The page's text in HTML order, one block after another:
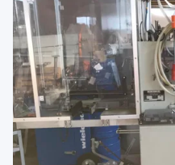
Maschinen
&
Pumpen
Verkaufen
Blog